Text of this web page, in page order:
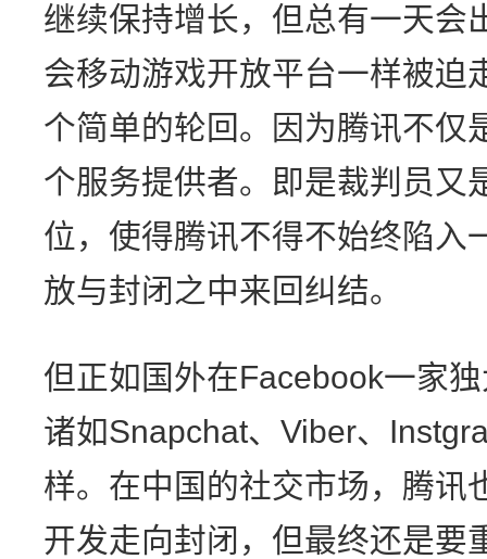
继续保持增长，但总有一天会
会移动游戏开放平台一样被迫
个简单的轮回。因为腾讯不仅
个服务提供者。即是裁判员又
位，使得腾讯不得不始终陷入
放与封闭之中来回纠结。
但正如国外在Facebook一家
诸如Snapchat、Viber、
样。在中国的社交市场，腾讯
开发走向封闭，但最终还是要